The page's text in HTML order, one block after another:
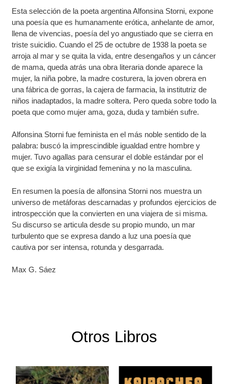
Esta selección de la poeta argentina Alfonsina Storni, expone
una poesía que es humanamente erótica, anhelante de amor,
llena de vivencias, poesía del yo angustiado que se cierra en
triste suicidio. Cuando el 25 de octubre de 1938 la poeta se
arroja al mar y se quita la vida, entre desengaños y un cáncer
de mama, queda atrás una obra literaria donde aparece la
mujer, la niña pobre, la madre costurera, la joven obrera en
una fábrica de gorras, la cajera de farmacia, la institutriz de
niños inadaptados, la madre soltera. Pero queda sobre todo la
poeta que como mujer ama, goza, duda y también sufre.
Alfonsina Storni fue feminista en el más noble sentido de la
palabra: buscó la imprescindible igualdad entre hombre y
mujer. Tuvo agallas para censurar el doble estándar por el
que se exigía la virginidad femenina y no la masculina.
En resumen la poesía de alfonsina Storni nos muestra un
universo de metáforas descarnadas y profundos ejercicios de
introspección que la convierten en una viajera de si misma.
Su discurso se articula desde su propio mundo, un mar
turbulento que se expresa dando a luz una poesía que
cautiva por ser intensa, rotunda y desgarrada.
Max G. Sáez
Otros Libros